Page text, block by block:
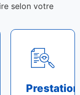
selon votre
Prestation